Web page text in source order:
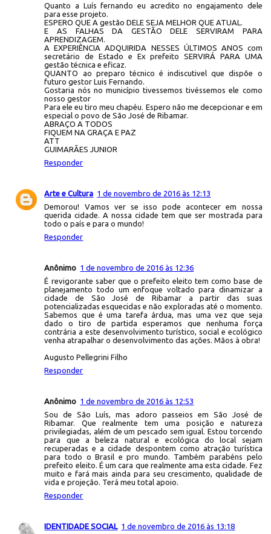
Quanto a Luís fernando eu acredito no engajamento dele
para esse projeto.
ESPERO QUE A gestão DELE SEJA MELHOR QUE ATUAL.
E AS FALHAS DA GESTÃO DELE SERVIRAM PARA
APRENDIZAGEM.
A EXPERIÊNCIA ADQUIRIDA NESSES ÚLTIMOS ANOS com
secretário de Estado e Ex prefeito SERVIRÁ PARA UMA
gestão técnica e eficaz.
QUANTO ao preparo técnico é indiscutivel que dispõe o
futuro gestor Luis Fernando.
Gostaria nós no município tivessemos tivéssemos ele como
nosso gestor
Para ele eu tiro meu chapéu. Espero não me decepcionar e em
especial o povo de São José de Ribamar.
ABRAÇO A TODOS
FIQUEM NA GRAÇA E PAZ
ATT
GUIMARÃES JUNIOR
Responder
Arte e Cultura 1 de novembro de 2016 às 12:13
Demorou! Vamos ver se isso pode acontecer em nossa
querida cidade. A nossa cidade tem que ser mostrada para
todo o país e para o mundo!
Responder
Anônimo 1 de novembro de 2016 às 12:36
É revigorante saber que o prefeito eleito tem como base de
planejamento todo um enfoque voltado para dinamizar a
cidade de São José de Ribamar a partir das suas
potencializadas esquecidas e não exploradas até o momento.
Sabemos que é uma tarefa árdua, mas uma vez que seja
dado o tiro de partida esperamos que nenhuma força
contrária a este desenvolvimento turístico, social e ecológico
venha atrapalhar o desenvolvimento das ações. Mãos à obra!
Augusto Pellegrini Filho
Responder
Anônimo 1 de novembro de 2016 às 12:53
Sou de São Luís, mas adoro passeios em São José de
Ribamar. Que realmente tem uma posição e natureza
privilegiadas, além de um pescado sem igual. Estou torcendo
para que a beleza natural e ecológica do local sejam
recuperadas e a cidade despontem como atração turística
para todo o Brasil e pro mundo. Também parabéns pelo
prefeito eleito. É um cara que realmente ama esta cidade. Fez
muito e fará mais ainda para seu crescimento, qualidade de
vida e projeção. Terá meu total apoio.
Responder
IDENTIDADE SOCIAL
1 de novembro de 2016 às 13:18